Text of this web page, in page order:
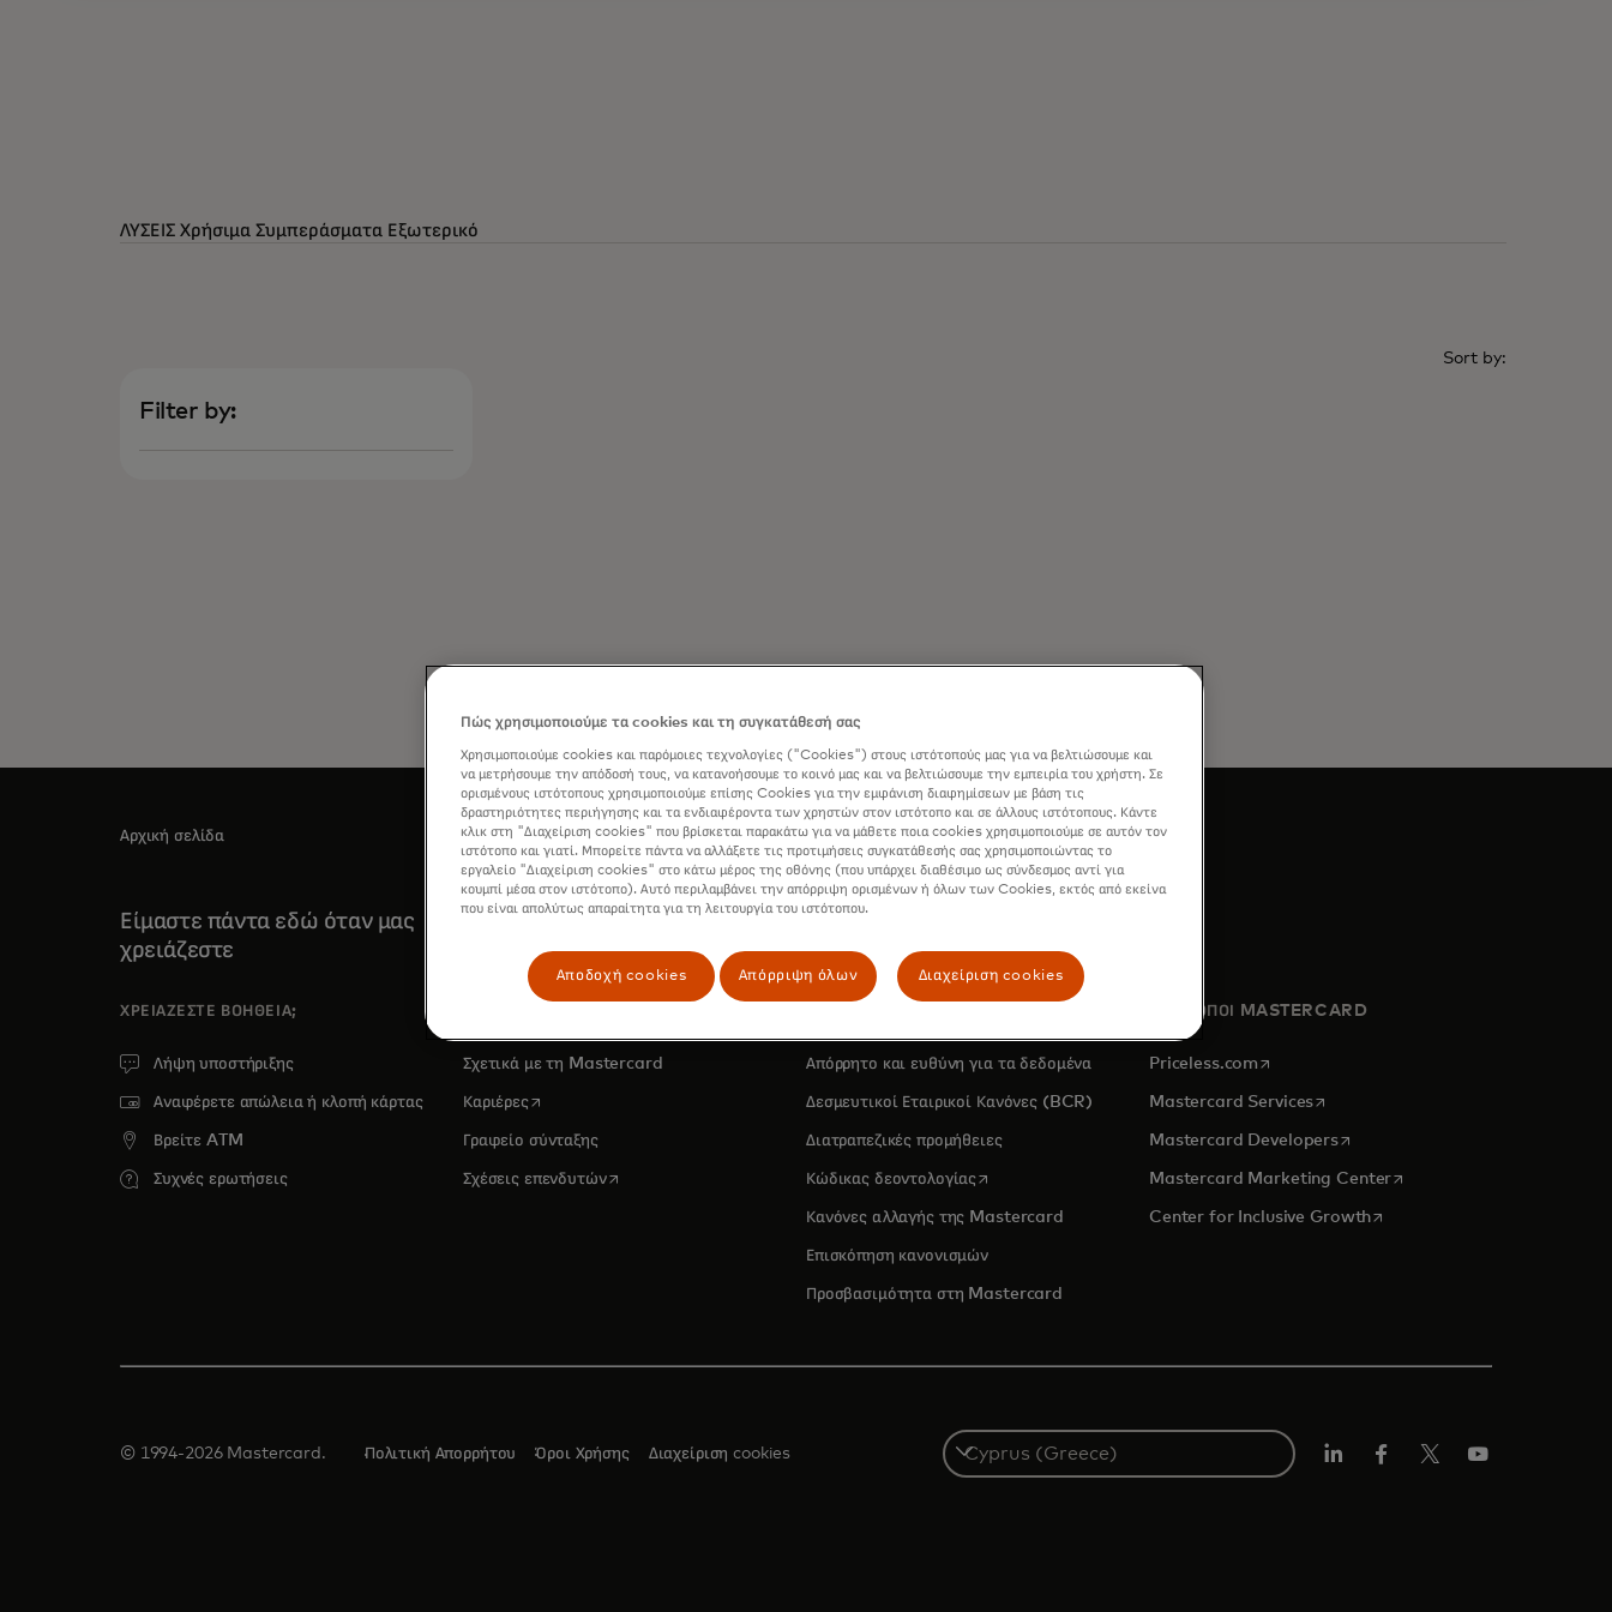
ΛΥΣΕΙΣ Χρήσιμα Συμπεράσματα Εξωτερικό
sort by:
Filter by:
Αρχική σελίδα
Είμαστε πάντα εδώ όταν μας
χρειάζεστε
ΧΡΕΙΆΖΕΣΤΕ ΒΟΉΘΕΙΑ;
Λήψη υποστήριξης
Αναφέρετε απώλεια ή κλοπή κάρτας
Βρείτε ATM
Συχνές ερωτήσεις
Σχετικά με τη Mastercard
Καριέρεςopens in a new tab
Γραφείο σύνταξης
Σχέσεις επενδυτώνopens in a new tab
Απόρρητο και ευθύνη για τα δεδομένα
Δεσμευτικοί Εταιρικοί Κανόνες (BCR)
Διατραπεζικές προμήθειες
Κώδικας δεοντολογίαςopens in a new tab
Κανόνες αλλαγής της Mastercard
Επισκόπηση κανονισμών
Προσβασιμότητα στη Mastercard
ΙΣΤΟΤΟΠΟΙ MASTERCARD
Priceless.com opens in a new tab
Mastercard Servicesopens in a new tab
Mastercard Developersopens in a new tab
Mastercard Marketing Centeropens in a new tab
Center for Inclusive Growthopens in a new tab
© 1994-2026 Mastercard. Πολιτική Απορρήτου Όροι Χρήσης Διαχείριση cookies
Select
a
country
Πώς χρησιμοποιούμε τα cookies και τη συγκατάθεσή σας
Χρησιμοποιούμε cookies και παρόμοιες τεχνολογίες ("Cookies") στους ιστότοπούς μας για να βελτιώσουμε και
να μετρήσουμε την απόδοσή τους, να κατανοήσουμε το κοινό μας και να βελτιώσουμε την εμπειρία του χρήστη. Σε
ορισμένους ιστότοπους χρησιμοποιούμε επίσης Cookies για την εμφάνιση διαφημίσεων με βάση τις
δραστηριότητες περιήγησης και τα ενδιαφέροντα των χρηστών στον ιστότοπο και σε άλλους ιστότοπους. Κάντε
κλικ στη "Διαχείριση cookies" που βρίσκεται παρακάτω για να μάθετε ποια cookies χρησιμοποιούμε σε αυτόν τον
ιστότοπο και γιατί. Μπορείτε πάντα να αλλάξετε τις προτιμήσεις συγκατάθεσής σας χρησιμοποιώντας το
εργαλείο "Διαχείριση cookies" στο κάτω μέρος της οθόνης (που υπάρχει διαθέσιμο ως σύνδεσμος αντί για
κουμπί μέσα στον ιστότοπο). Αυτό περιλαμβάνει την απόρριψη ορισμένων ή όλων των Cookies, εκτός από εκείνα
που είναι απολύτως απαραίτητα για τη λειτουργία του ιστότοπου.
Αποδοχή cookies Απόρριψη όλων Διαχείριση cookies